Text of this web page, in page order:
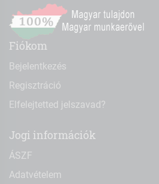
Fiókom
Bejelentkezés
Regisztráció
Elfelejtetted jelszavad?
Jogi információk
ÁSZF
Adatvételem